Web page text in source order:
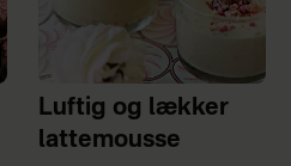
Luftig og lækker
lattemousse